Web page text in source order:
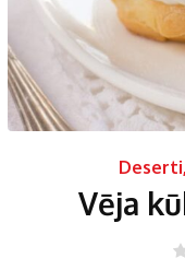
Deserti,
Vēja